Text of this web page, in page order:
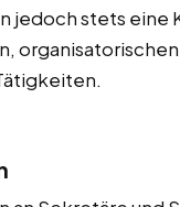
jedoch stets eine